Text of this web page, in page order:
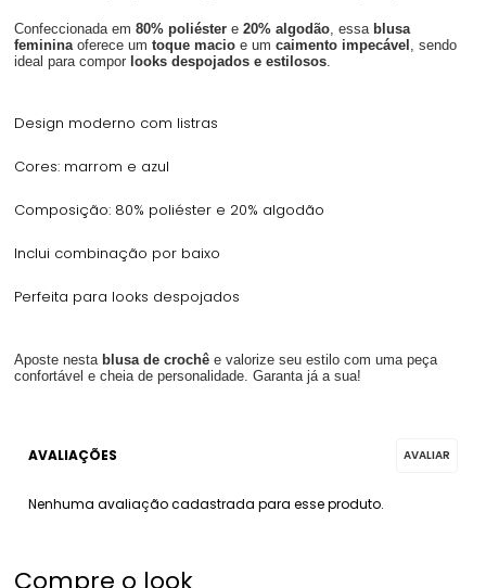
Confeccionada em80% poliéster e20% algodão, essa blusa
femininaoferece umtoque macio e umcaimento impecável , sendo
ideal para compor looks despojados e estilosos.
Design moderno com listras
Cores: marrom e azul
Composição: 80% poliéster e 20% algodão
Inclui combinação por baixo
Perfeita para looks despojados
Aposte nesta blusa de crochê e valorize seu estilo com uma peça
confortável e cheia de personalidade. Garanta já a sua!
Nenhuma avaliação cadastrada para esse produto.
Compre o look